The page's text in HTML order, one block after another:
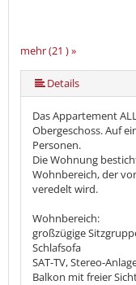
mehr (21 ) »
mehr (21 ) »
mehr (21 ) »
mehr (21 ) »
mehr (21 ) »
mehr (21 ) »
mehr (21 ) »
mehr (21 ) »
mehr (21 ) »
mehr (21 ) »
mehr (21 ) »
mehr (21 ) »
mehr (21 ) »
mehr (21 ) »
mehr (21 ) »
mehr (21 ) »
mehr (21 ) »
mehr (21 ) »
Details
Das Appartement
Obergeschoss. Auf
Personen.
Die Wohnung
Wohnbereich, der
veredelt wird.
Wohnbereich:
großzügige
Schlafsofa
SAT-TV, Stereo-
Balkon mit freier